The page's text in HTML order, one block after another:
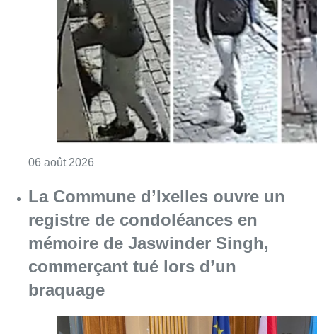
06 août 2026
La Commune d’Ixelles ouvre un
registre de condoléances en
mémoire de Jaswinder Singh,
commerçant tué lors d’un
braquage